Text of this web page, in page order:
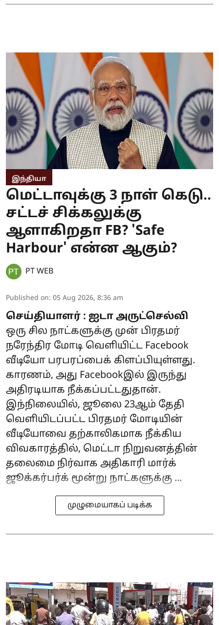
இந்தியா
மெட்டாவுக்கு 3 நாள் கெடு..
சட்டச் சிக்கலுக்கு
ஆளாகிறதா FB? 'Safe
Harbour' என்ன ஆகும்?
PT WEB
Published on: 05 Aug 2026, 8:36 am
செய்தியாளர் : ஐடா அருட்செல்வி
ஒரு சில நாட்களுக்கு முன் பிரதமர்
நரேந்திர மோடி வெளியிட்ட Facebook
வீடியோ பரபரப்பைக் கிளப்பியுள்ளது.
காரணம், அது Facebookஇல் இருந்து
அதிரடியாக நீக்கப்பட்டதுதான்.
இந்நிலையில், ஜூலை 23ஆம் தேதி
வெளியிடப்பட்ட பிரதமர் மோடியின்
வீடியோவை தற்காலிகமாக நீக்கிய
விவகாரத்தில், மெட்டா நிறுவனத்தின்
தலைமை நிர்வாக அதிகாரி மார்க்
ஜூக்கர்பர்க் மூன்று நாட்களுக்கு ...
முழுமையாகப் படிக்க